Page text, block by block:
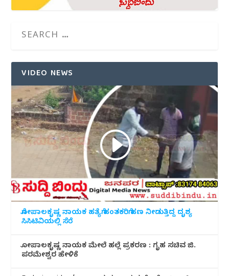
VIDEO NEWS
ಗೋಪಾಲಕೃಷ್ಣ ನಾಯಕ ಹತ್ಯೆಗೆ ಹಂತಕರಿಗೆ ಹಣ ನೀಡುತ್ತಿದ್ದ ದೃಶ್ಯ
ಸಿಸಿಟಿವಿಯಲ್ಲಿ ಸೆರೆ
ಗೋಪಾಲಕೃಷ್ಣ ನಾಯಕ ಮೇಲೆ ಹಲ್ಲೆ ಪ್ರಕರಣ : ಗೃಹ ಸಚಿವ ಜಿ.
ಪರಮೇಶ್ವರ ಹೇಳಿಕೆ